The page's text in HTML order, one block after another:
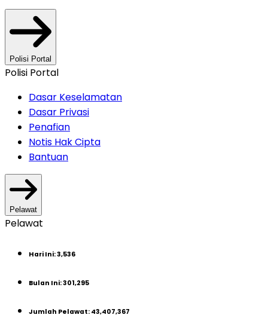
Polisi Portal
Polisi Portal
Dasar Keselamatan
Dasar Privasi
Penafian
Notis Hak Cipta
Bantuan
Pelawat
Pelawat
Hari Ini:3,536
Bulan Ini:301,295
Jumlah Pelawat: 43,407,367